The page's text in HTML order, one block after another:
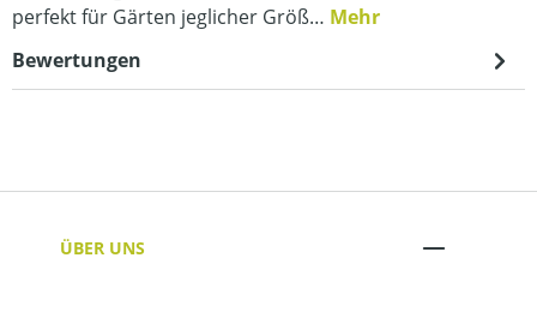
perfekt für Gärten jeglicher Größ… Mehr
Bewertungen
ÜBER UNS